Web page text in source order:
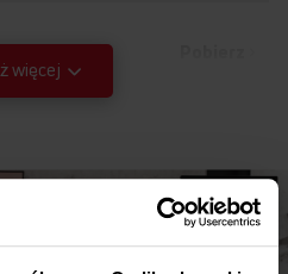
dotyczące
Pobierz
Pobierz
więcej